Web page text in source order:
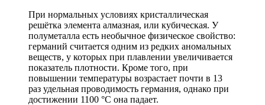
При нормальных условиях кристаллическая
решётка элемента алмазная, или кубическая. У
полуметалла есть необычное физическое свойство:
германий считается одним из редких аномальных
веществ, у которых при плавлении увеличивается
показатель плотности. Кроме того, при
повышении температуры возрастает почти в 13
раз удельная проводимость германия, однако при
достижении 1100 °C она падает.